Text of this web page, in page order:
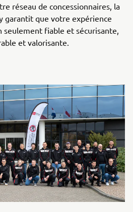
réseau de concessionnaires, la
garantit que votre expérience
seulement fiable et sécurisante,
et valorisante.